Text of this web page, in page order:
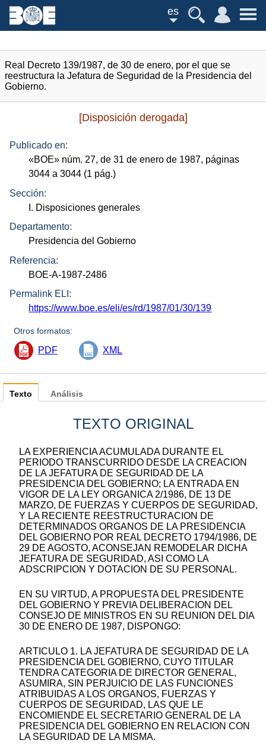
es
Real Decreto 139/1987, de 30 de enero, por el que se
reestructura la Jefatura de Seguridad de la Presidencia del
Gobierno.
[Disposición derogada]
Publicado en:
«BOE» núm. 27, de 31 de enero de 1987, páginas
3044 a 3044 (1 pág.)
Sección:
I. Disposiciones generales
Departamento:
Presidencia del Gobierno
Referencia:
BOE-A-1987-2486
Permalink ELI:
https://www.boe.es/eli/es/rd/1987/01/30/139
Otros formatos:
PDF XML
Texto
TEXTO ORIGINAL
LA EXPERIENCIA ACUMULADA DURANTE EL
PERIODO TRANSCURRIDO DESDE LA CREACION
DE LA JEFATURA DE SEGURIDAD DE LA
PRESIDENCIA DEL GOBIERNO; LA ENTRADA EN
VIGOR DE LA LEY ORGANICA 2/1986, DE 13 DE
MARZO, DE FUERZAS Y CUERPOS DE SEGURIDAD,
Y LA RECIENTE REESTRUCTURACION DE
DETERMINADOS ORGANOS DE LA PRESIDENCIA
DEL GOBIERNO POR REAL DECRETO 1794/1986, DE
29 DE AGOSTO, ACONSEJAN REMODELAR DICHA
JEFATURA DE SEGURIDAD, ASI COMO LA
ADSCRIPCION Y DOTACION DE SU PERSONAL.
EN SU VIRTUD, A PROPUESTA DEL PRESIDENTE
DEL GOBIERNO Y PREVIA DELIBERACION DEL
CONSEJO DE MINISTROS EN SU REUNION DEL DIA
30 DE ENERO DE 1987, DISPONGO:
ARTICULO 1. LA JEFATURA DE SEGURIDAD DE LA
PRESIDENCIA DEL GOBIERNO, CUYO TITULAR
TENDRA CATEGORIA DE DIRECTOR GENERAL,
ASUMIRA, SIN PERJUICIO DE LAS FUNCIONES
ATRIBUIDAS A LOS ORGANOS, FUERZAS Y
CUERPOS DE SEGURIDAD, LAS QUE LE
ENCOMIENDE EL SECRETARIO GENERAL DE LA
PRESIDENCIA DEL GOBIERNO EN RELACION CON
LA SEGURIDAD DE LA MISMA.
Análisis